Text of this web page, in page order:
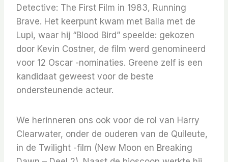
Detective: The First Film in 1983, Running
Brave. Het keerpunt kwam met Balla met de
Lupi, waar hij “Blood Bird” speelde: gekozen
door Kevin Costner, de film werd genomineerd
voor 12 Oscar -nominaties. Greene zelf is een
kandidaat geweest voor de beste
ondersteunende acteur.
We herinneren ons ook voor de rol van Harry
Clearwater, onder de ouderen van de Quileute,
in de Twilight -film (New Moon en Breaking